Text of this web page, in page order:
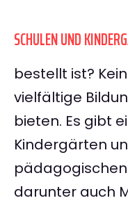
SCHULEN UND
bestellt ist?
vielfältige
bieten. Es gibt
Kindergärten
darunter auch